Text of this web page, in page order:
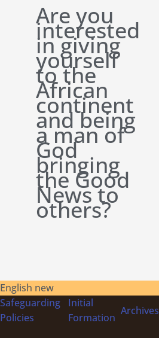
Are you
interested
in giving
yourself
to the
African
continent
and being
a man of
God
bringing
the Good
News to
others?
English new
Safeguarding
Policies
Initial
Formation
Archives